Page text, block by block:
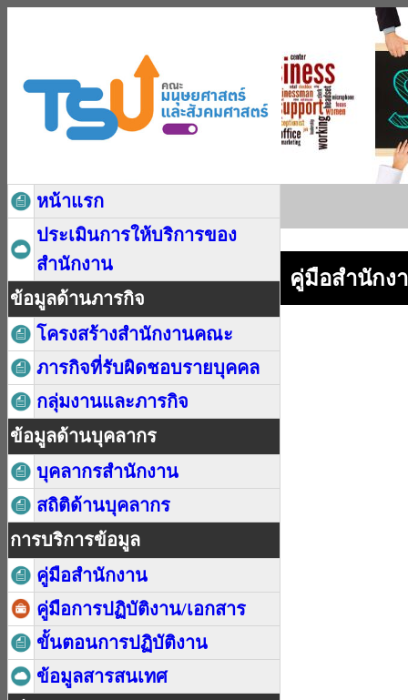
หน้าแรก
ประเมินการให้บริการของ
สำนักงาน
ข้อมูลด้านภารกิจ
โครงสร้างสำนักงานคณะ
ภารกิจที่รับผิดชอบรายบุคคล
กลุ่มงานและภารกิจ
ข้อมูลด้านบุคลากร
บุคลากรสำนักงาน
สถิติด้านบุคลากร
การบริการข้อมูล
คู่มือสำนักงาน
คู่มือการปฏิบัติงาน/เอกสาร
ขั้นตอนการปฏิบัติงาน
ข้อมูลสารสนเทศ
คู่มือสำนักง